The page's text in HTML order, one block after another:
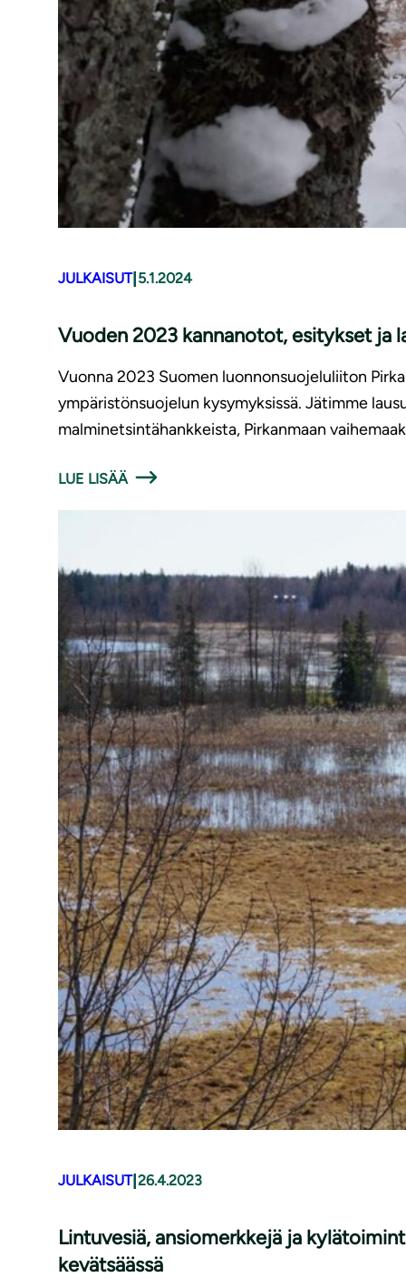
JULKAISUT|5.1.2024
Vuoden 2023 kannanotot, esitykset ja
Vuonna 2023 Suomen luonnonsuojeluliiton
ympäristönsuojelun kysymyksissä. Jätimme
malminetsintähankkeista, Pirkanmaan
LUE LISÄÄ
JULKAISUT|26.4.2023
Lintuvesiä, ansiomerkkejä ja
kevätsäässä